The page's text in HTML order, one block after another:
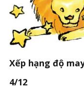
Xếp hạng độ
4/12